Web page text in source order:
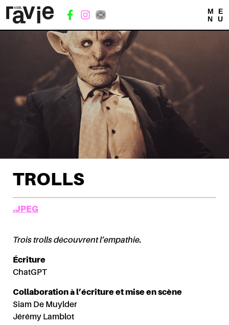
M
E
N
U
TROLLS
.JPEG
Trois trollsdécouvrent l’empathie.
Écriture
ChatGPT
Collaboration à l’écriture et mise en scène
Siam De Muylder
Jérémy Lamblot